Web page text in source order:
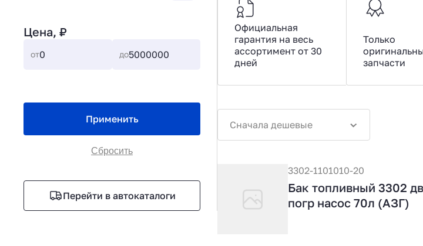
Цена, ₽
от до
Применить
Сбросить
Перейти в автокаталоги
Официальная
гарантия на весь
ассортимент от 30
дней
Только
запчасти
Сначала дешевые
3302-1101010-20
Бак топливный 3302
погр насос 70л (АЗГ)